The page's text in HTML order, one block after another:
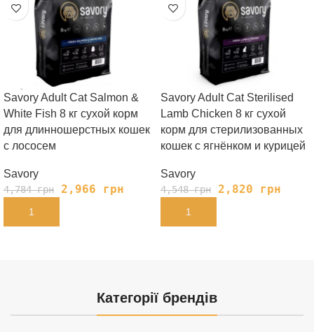
Savory Adult Cat Salmon &
White Fish 8 кг сухой корм
для длинношерстных кошек
с лососем
Savory
4,784грн 2,966 грн
В КОРЗИНУ
Savory Adult Cat Sterilised
Lamb Chicken 8 кг сухой
корм для стерилизованных
кошек с ягнёнком и курицей
Savory
4,548грн 2,820 грн
В КОРЗИНУ
Категорії брендів